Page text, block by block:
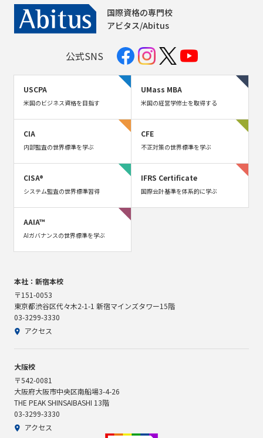
国際資格の専門校
アビタス/Abitus
公式SNS
USCPA
米国のビジネス資格を目指す
UMass MBA
米国の経営学修士を取得する
CIA
内部監査の世界標準を学ぶ
CFE
不正対策の世界標準を学ぶ
CISA®
システム監査の世界標準習得
IFRS Certificate
国際会計基準を体系的に学ぶ
AAIA™
AIガバナンスの世界標準を学ぶ
本社：新宿本校
〒151-0053
東京都渋谷区代々木2-1-1 新宿マインズタワー15階
03-3299-3330
アクセス
大阪校
〒542-0081
大阪府大阪市中央区南船場3-4-26
THE PEAK SHINSAIBASHI 13階
03-3299-3330
アクセス